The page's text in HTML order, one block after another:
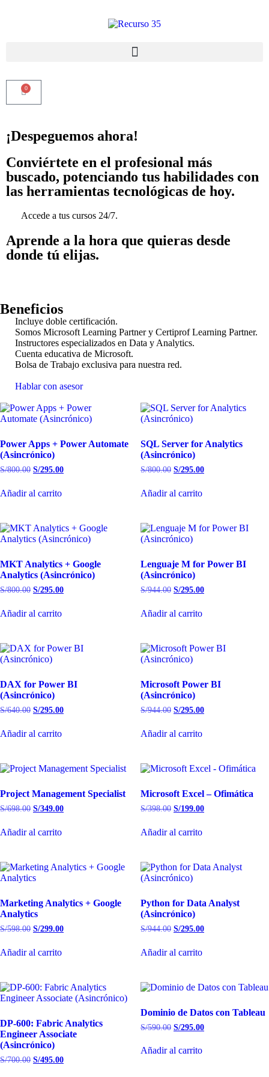
0
¡Despeguemos ahora!
Conviértete en el profesional más
buscado, potenciando tus habilidades con
las herramientas tecnológicas de hoy.
Accede a tus cursos 24/7.
Aprende a la hora que quieras desde
donde tú elijas.
Beneficios
Incluye doble certificación.
Somos Microsoft Learning Partner y Certiprof Learning Partner.
Instructores especializados en Data y Analytics.
Cuenta educativa de Microsoft.
Bolsa de Trabajo exclusiva para nuestra red.
Hablar con asesor
Power Apps + Power Automate
(Asincrónico)
S/800.00 S/295.00
Añadir al carrito
SQL Server for Analytics
(Asincrónico)
S/800.00 S/295.00
Añadir al carrito
MKT Analytics + Google
Analytics (Asincrónico)
S/800.00 S/295.00
Añadir al carrito
Lenguaje M for Power BI
(Asincrónico)
S/944.00 S/295.00
Añadir al carrito
DAX for Power BI
(Asincrónico)
S/640.00 S/295.00
Añadir al carrito
Microsoft Power BI
(Asincrónico)
S/944.00 S/295.00
Añadir al carrito
Project Management Specialist
S/698.00 S/349.00
Añadir al carrito
Microsoft Excel – Ofimática
S/398.00 S/199.00
Añadir al carrito
Marketing Analytics + Google
Analytics
S/598.00 S/299.00
Añadir al carrito
Python for Data Analyst
(Asincrónico)
S/944.00 S/295.00
Añadir al carrito
DP-600: Fabric Analytics
Engineer Associate
(Asincrónico)
S/700.00 S/495.00
Dominio de Datos con Tableau
S/590.00 S/295.00
Añadir al carrito